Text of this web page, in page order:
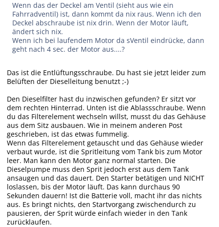
Wenn das der Deckel am Ventil (sieht aus wie ein
Fahrradventil) ist, dann kommt da nix raus. Wenn ich den
Deckel abschraube ist nix drin. Wenn der Motor läuft,
ändert sich nix.
Wenn ich bei laufendem Motor da sVentil eindrücke, dann
geht nach 4 sec. der Motor aus....?
Das ist die Entlüftungsschraube. Du hast sie jetzt leider zum
Belüften der Dieselleitung benutzt ;-)
Den Dieselfilter hast du inzwischen gefunden? Er sitzt vor
dem rechten Hinterrad. Unten ist die Ablassschraube. Wenn
du das Filterelement wechseln willst, musst du das Gehäuse
aus dem Sitz ausbauen. Wie in meinem anderen Post
geschrieben, ist das etwas fummelig.
Wenn das Filterelement getauscht und das Gehäuse wieder
verbaut wurde, ist die Spritleitung vom Tank bis zum Motor
leer. Man kann den Motor ganz normal starten. Die
Dieselpumpe muss den Sprit jedoch erst aus dem Tank
ansaugen und das dauert. Den Starter betätigen und NICHT
loslassen, bis der Motor läuft. Das kann durchaus 90
Sekunden dauern! Ist die Batterie voll, macht ihr das nichts
aus. Es bringt nichts, den Startvorgang zwischendurch zu
pausieren, der Sprit würde einfach wieder in den Tank
zurücklaufen.